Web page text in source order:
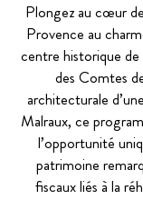
Plongez au cœur
Provence au
centre historique
des Comtes
architecturale
Malraux, ce
l’opportunité
patrimoine
fiscaux liés à la